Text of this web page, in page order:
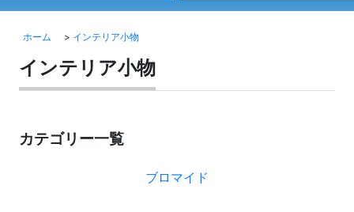
ホーム > インテリア小物
インテリア小物
カテゴリー一覧
ブロマイド